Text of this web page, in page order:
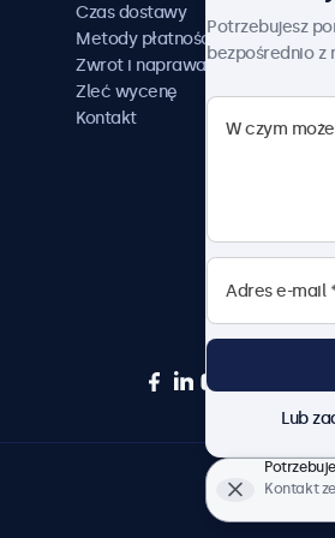
Czas dostawy
Metody płatności
Zwrot i naprawa
Zleć wycenę
Kontakt
Potrzebujesz
bezpośrednio z
Lub
Kontakt